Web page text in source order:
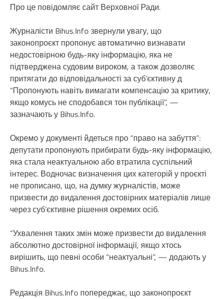
Про це повідомляє сайт Верховної Ради.
Журналісти Bihus.Info звернули увагу, що
законопроєкт пропонує автоматично визнавати
недостовірною будь-яку інформацію, яка не
підтверджена судовим вироком, а також дозволяє
притягати до відповідальності за суб’єктивну д
“Пропонують навіть вимагати компенсацію за критику,
якщо комусь не сподобався тон публікації”, —
зазначають у Bihus.Info.
Окремо у документі йдеться про “право на забуття”:
депутати пропонують прибирати будь-яку інформацію,
яка стала неактуальною або втратила суспільний
інтерес. Водночас визначення цих категорій у проєкті
не прописано, що, на думку журналістів, може
призвести до видалення достовірних матеріалів лише
через суб’єктивне рішення окремих осіб.
“Ухвалення таких змін може призвести до видалення
абсолютно достовірної інформації, якщо хтось
вирішить, що певні особи “неактуальні”, — додають у
Bihus.Info.
Редакція Bihus.Info попереджає, що законопроєкт